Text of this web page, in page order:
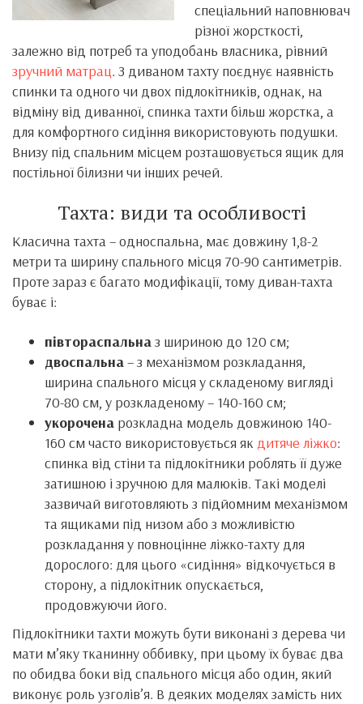
спеціальний наповнювач
різної жорсткості,
залежно від потреб та уподобань власника, рівний
зручний матрац. З диваном тахту поєднує наявність
спинки та одного чи двох підлокітників, однак, на
відміну від диванної, спинка тахти більш жорстка, а
для комфортного сидіння використовують подушки.
Внизу під спальним місцем розташовується ящик для
постільної білизни чи інших речей.
Тахта: види та особливості
Класична тахта – односпальна, має довжину 1,8-2
метри та ширину спального місця 70-90 сантиметрів.
Проте зараз є багато модифікації, тому диван-тахта
буває і:
півтораспальназ шириною до 120 см;
двоспальна– з механізмом розкладання,
ширина спального місця у складеному вигляді
70-80 см, у розкладеному – 140-160 см;
укорочена розкладна модель довжиною 140-
160 см часто використовується як дитяче ліжко:
спинка від стіни та підлокітники роблять її дуже
затишною і зручною для малюків. Такі моделі
зазвичай виготовляють з підйомним механізмом
та ящиками під низом або з можливістю
розкладання у повноцінне ліжко-тахту для
дорослого: для цього «сидіння» відкочується в
сторону, а підлокітник опускається,
продовжуючи його.
Підлокітники тахти можуть бути виконані з дерева чи
мати м’яку тканинну оббивку, при цьому їх буває два
по обидва боки від спального місця або один, який
виконує роль узголів’я. В деяких моделях замість них